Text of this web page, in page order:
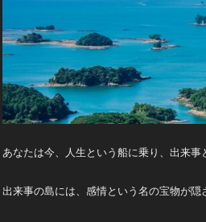
あなたは今、人生という船に乗り、出来事
出来事の島には、感情という名の宝物が隠